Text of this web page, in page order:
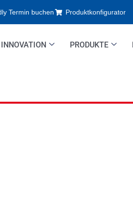
Termin buchen Produktkonfigurator
INNOVATION PRODUKTE